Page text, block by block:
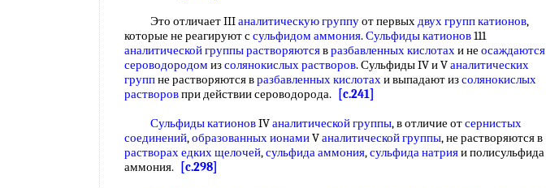
Это отличает IIIаналитическую группуот первыхдвухгрупп катионов,
которые не реагируют ссульфидом аммония.Сульфиды катионов111
аналитической группы растворяютсявразбавленных кислотахи не осаждаются
сероводородом изсолянокислых растворов. Сульфиды IV и Vаналитических
группне растворяются вразбавленных кислотахи выпадают изсолянокислых
растворовпри действии сероводорода.
[c.241]
Сульфиды катионовIVаналитической группы, в отличие отсернистых
соединений,образованных ионамиVаналитической группы, не растворяются в
растворах едких щелочей,сульфида аммония,сульфида натрияи полисульфида
аммония.
[c.298]